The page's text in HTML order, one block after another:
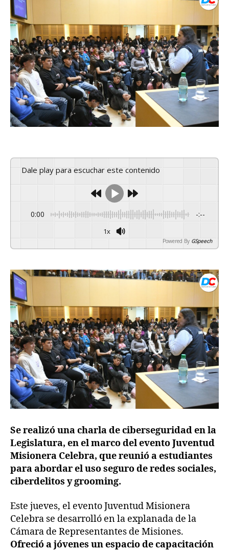
Dale play para escuchar este contenido
0:00 -:--
1x
Powered By GSpeech
Se realizó una charla de ciberseguridad en la
Legislatura, en el marco del evento Juventud
Misionera Celebra, que reunió a estudiantes
para abordar el uso seguro de redes sociales,
ciberdelitos y grooming.
Este jueves, el evento Juventud Misionera
Celebra se desarrolló en la explanada de la
Cámara de Representantes de Misiones.
Ofreció a jóvenes un espacio de capacitación